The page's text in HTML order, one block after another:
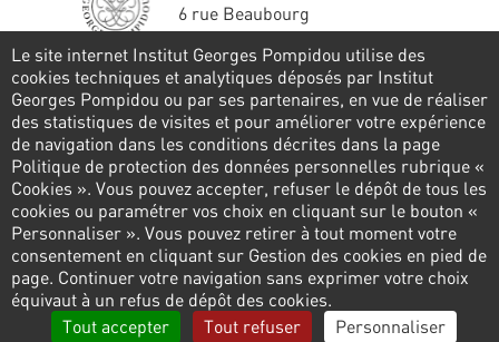
6 rue Beaubourg
Tél. : 01 44 78 41 22
Restons en contact
FORMULAIRE DE CONTACT
Suivez-nous
Pied
dePolitique de confidentialité Gestion des cookies
Le site internet Institut Georges Pompidou utilise des
cookies techniques et analytiques déposés par Institut
Georges Pompidou ou par ses partenaires, en vue de réaliser
des statistiques de visites et pour améliorer votre expérience
de navigation dans les conditions décrites dans la page
Politique de protection des données personnelles rubrique «
Cookies ». Vous pouvez accepter, refuser le dépôt de tous les
cookies ou paramétrer vos choix en cliquant sur le bouton «
Personnaliser ». Vous pouvez retirer à tout moment votre
consentement en cliquant sur Gestion des cookies en pied de
page. Continuer votre navigation sans exprimer votre choix
équivaut à un refus de dépôt des cookies.
Tout accepter
Tout refuser Personnaliser